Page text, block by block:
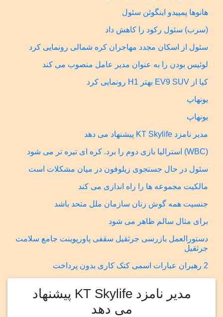
هانوها پمپیدو اینگوئن سئول
(سرب) سئول رکود را کاهش داد
سئول از اسکان مجدد مهاجران کره شمالی رونمایی کرد
لوئیس بودن را به عنوان مدیر عامل منصوب می کند
کیا از EV9 SUV بهتر H1 رونمایی کرد
یونهاپ
یونهاپ
مدیر نامزد KT Skylife پیشنهاد می دهد
(WBC) استرالیا بازی دوم را برد. کره ای تیره تر می شود
سئول در حال جستجوی زیلوفون در میان مشکلات است
مالکیت مجموعه ها را راه اندازی می کند
جنسیت همه گوش زنان سازمان ملل متحد باشد
برای مثال سالم ظاهر می شود
دستورالعمل بازرسی جرثقیل سقفی پاورپوینت جامع سلامت
جرثقیل
2 رهبران عبارات اسمی کتک کاری بدون پرداخت
مدیر نامزد KT Skylife پیشنهاد
می دهد